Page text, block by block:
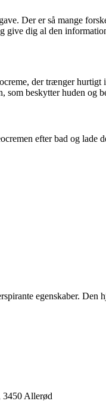
Der er så mange
give dig al den
der trænger
som beskytter huden og
efter bad og
egenskaber.
3450 Allerød